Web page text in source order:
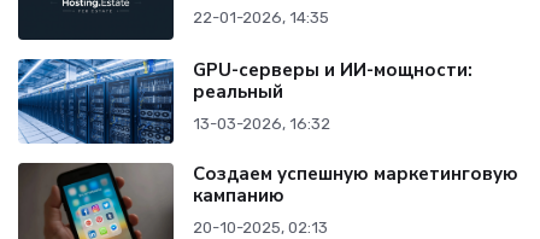
22-01-2026, 14:35
GPU-серверы и ИИ-мощности:
реальный
13-03-2026, 16:32
Создаем успешную маркетинговую
кампанию
20-10-2025, 02:13